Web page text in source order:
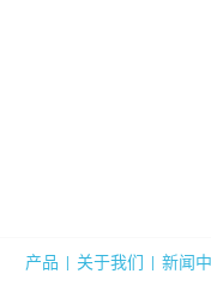
产品 | 关于我们 | 新闻